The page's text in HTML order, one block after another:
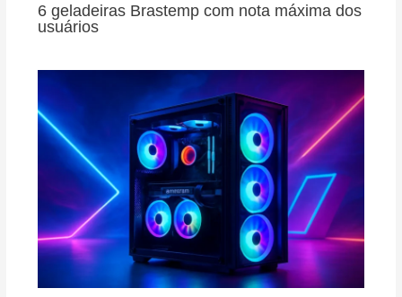
6 geladeiras Brastemp com nota máxima dos
usuários